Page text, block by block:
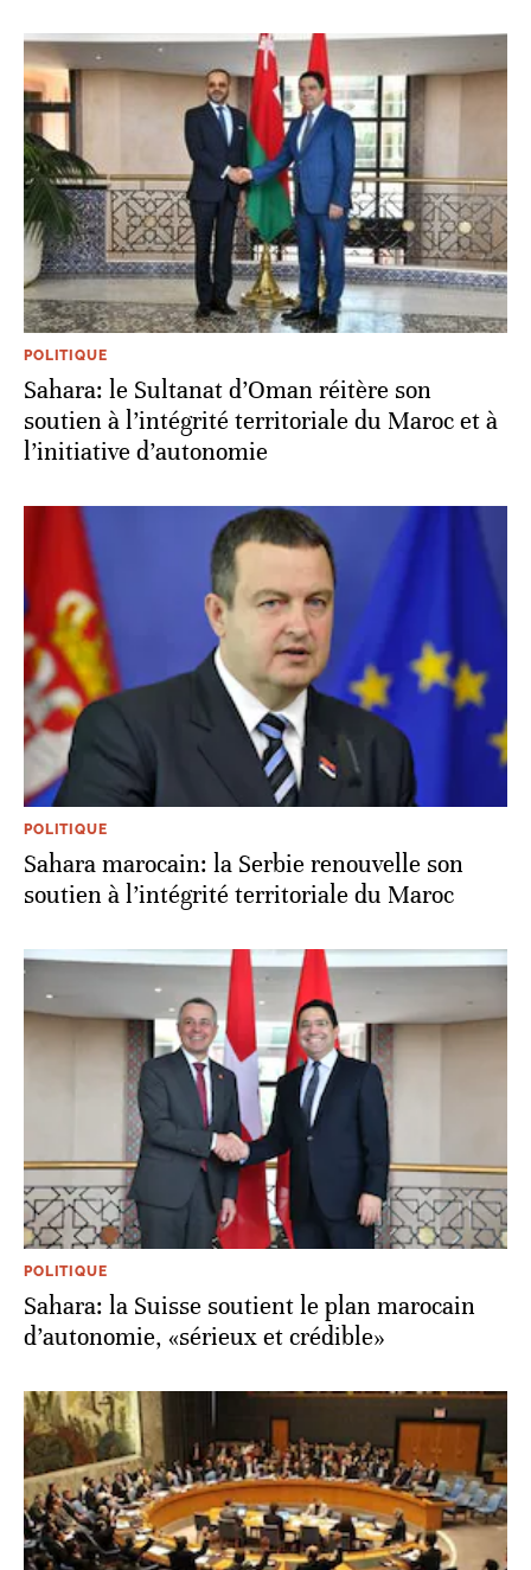
POLITIQUE
Sahara: le Sultanat d’Oman réitère son
soutien à l’intégrité territoriale du Maroc et à
l’initiative d’autonomie
POLITIQUE
Sahara marocain: la Serbie renouvelle son
soutien à l’intégrité territoriale du Maroc
POLITIQUE
Sahara: la Suisse soutient le plan marocain
d’autonomie, «sérieux et crédible»